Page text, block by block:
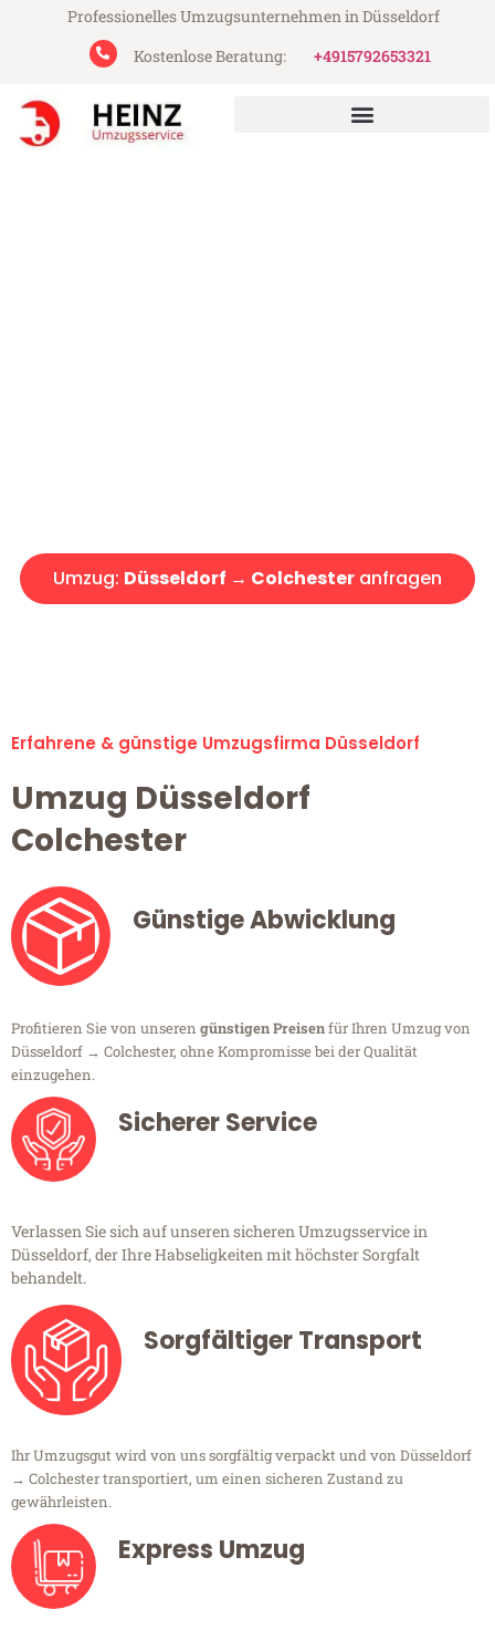
Professionelles Umzugsunternehmen in Düsseldorf
Kostenlose Beratung:
+4915792653321
Umzug: Düsseldorf → Colchester anfragen
Erfahrene & günstige Umzugsfirma Düsseldorf
Umzug Düsseldorf
Colchester
Günstige Abwicklung
Profitieren Sie von unseren günstigen Preisenfür Ihren Umzug von
Düsseldorf → Colchester, ohne Kompromisse bei der Qualität
einzugehen.
Sicherer Service
Verlassen Sie sich auf unseren sicheren Umzugsservice in
Düsseldorf, der Ihre Habseligkeiten mit höchster Sorgfalt
behandelt.
Sorgfältiger Transport
Ihr Umzugsgut wird von uns sorgfältig verpackt und von Düsseldorf
→ Colchester transportiert, um einen sicheren Zustand zu
gewährleisten.
Express Umzug